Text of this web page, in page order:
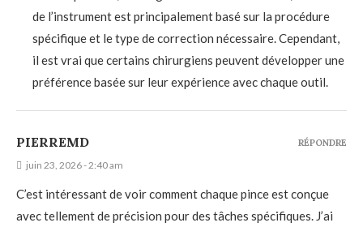
de l’instrument est principalement basé sur la procédure
spécifique et le type de correction nécessaire. Cependant,
il est vrai que certains chirurgiens peuvent développer une
préférence basée sur leur expérience avec chaque outil.
PIERREMD
juin 23, 2026 - 2:40 am
C’est intéressant de voir comment chaque pince est conçue
avec tellement de précision pour des tâches spécifiques. J’ai
RÉPONDRE